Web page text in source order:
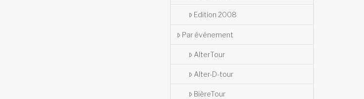
Edition 2008
Par événement
AlterTour
Alter-D-tour
BièreTour